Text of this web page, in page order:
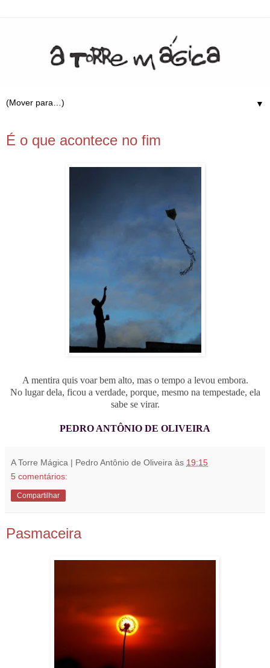
▼
É o que acontece no fim
A mentira quis voar bem alto, mas o tempo a levou embora.
No lugar dela, ficou a verdade, porque, mesmo na tempestade, ela
sabe se virar.
PEDRO ANTÔNIO DE OLIVEIRA
A Torre Mágica | Pedro Antônio de Oliveira às 19:15
5 comentários:
Compartilhar
Pasmaceira